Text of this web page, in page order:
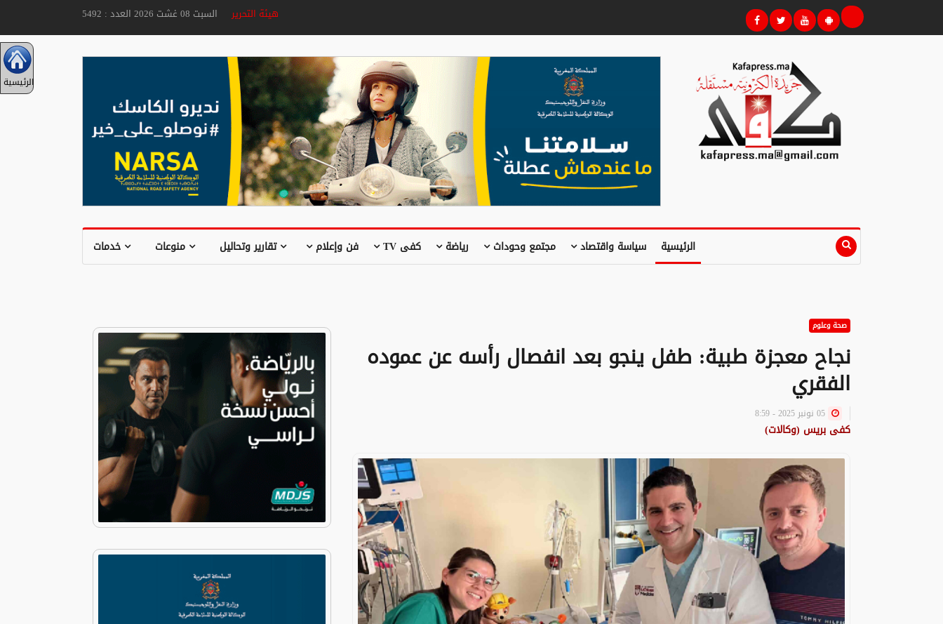
هيئة التحريرالسبت 08 غشت 2026 العدد : 5492
الرئيسية سياسة واقتصاد مجتمع وحوداث رياضة كفى TV فن وإعلام تقارير وتحاليل منوعات خدمات
الرئيسية
صحة وعلوم
نجاح معجزة طبية: طفل ينجو بعد انفصال رأسه عن عموده
الفقري
كفى بريس (وكالات)